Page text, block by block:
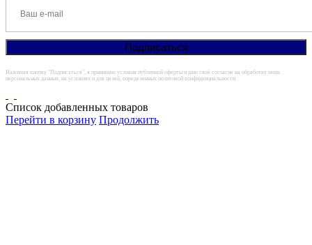
Нажимая кнопку "Подписаться", я принимаю условия публичной оферты и даю своё согласие на обработку моих
персональных данных, на условиях и для целей, определенных политикой конфиденциальности.
Список добавленных товаров
Перейти в корзину Продолжить